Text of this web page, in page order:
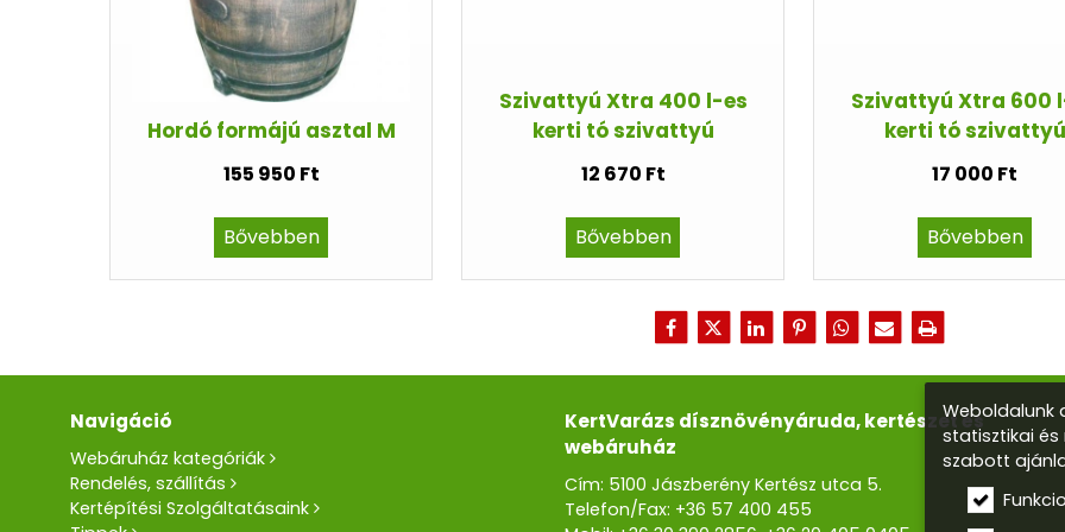
Hordó formájú asztal M
155 950 Ft
Bővebben
Szivattyú Xtra 400 l-es
kerti tó szivattyú
12 670 Ft
Bővebben
Szivattyú Xtra 600
kerti tó szivattyú
17 000 Ft
Bővebben
Navigáció
Webáruház kategóriák
Rendelés, szállítás
Kertépítési Szolgáltatásaink
KertVarázs dísznövényáruda, kertészet és
webáruház
Cím: 5100 Jászberény Kertész utca 5.
Telefon/Fax: +36 57 400 455
Weboldalunk
statisztikai
szabott